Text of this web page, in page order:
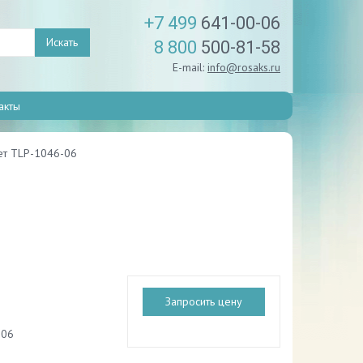
Искать
+7 499 641-00-06
8 800 500-81-58
E-mail: info@rosaks.ru
TLP-1046-06
Запросить цену